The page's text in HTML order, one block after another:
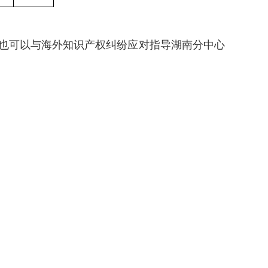
可以与海外知识产权纠纷应对指导湖南分中心